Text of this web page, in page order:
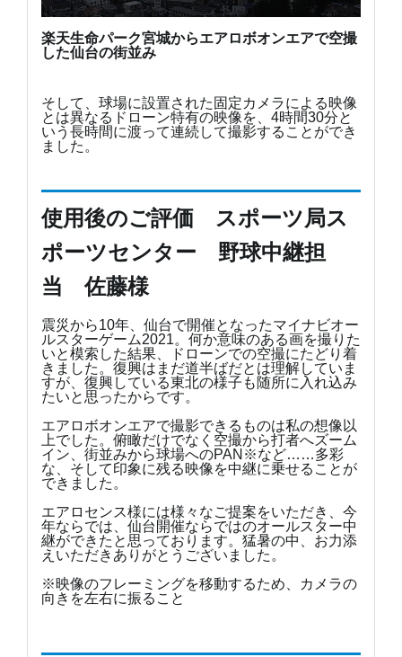
楽天生命パーク宮城からエアロボオンエアで空撮
した仙台の街並み
そして、球場に設置された固定カメラによる映像
とは異なるドローン特有の映像を、4時間30分と
いう長時間に渡って連続して撮影することができ
ました。
使用後のご評価 スポーツ局ス
ポーツセンター 野球中継担
当 佐藤様
震災から10年、仙台で開催となったマイナビオー
ルスターゲーム2021。何か意味のある画を撮りた
いと模索した結果、ドローンでの空撮にたどり着
きました。復興はまだ道半ばだとは理解していま
すが、復興している東北の様子も随所に入れ込み
たいと思ったからです。
エアロボオンエアで撮影できるものは私の想像以
上でした。俯瞰だけでなく空撮から打者へズーム
イン、街並みから球場へのPAN※など……多彩
な、そして印象に残る映像を中継に乗せることが
できました。
エアロセンス様には様々なご提案をいただき、今
年ならでは、仙台開催ならではのオールスター中
継ができたと思っております。猛暑の中、お力添
えいただきありがとうございました。
※映像のフレーミングを移動するため、カメラの
向きを左右に振ること